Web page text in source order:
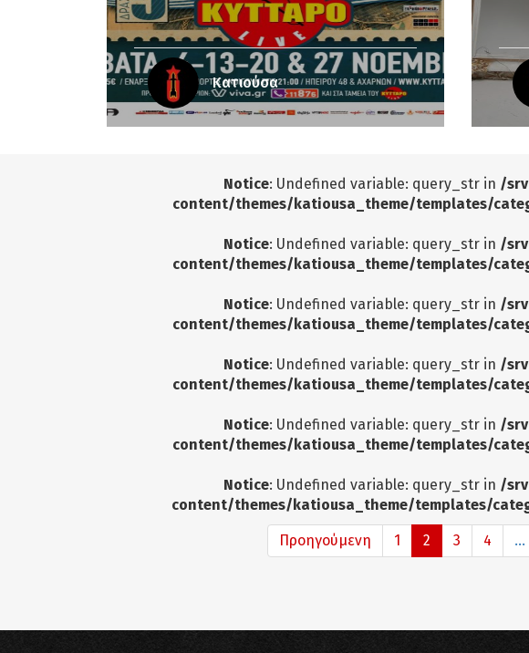
Κατιούσα
Notice: Undefined variable: query_str in /
content/themes/katiousa_theme/templates/
Notice: Undefined variable: query_str in /
content/themes/katiousa_theme/templates/
Notice: Undefined variable: query_str in /
content/themes/katiousa_theme/templates/
Notice: Undefined variable: query_str in /
content/themes/katiousa_theme/templates/
Notice: Undefined variable: query_str in /
content/themes/katiousa_theme/templates/
Notice: Undefined variable: query_str in /
content/themes/katiousa_theme/templates/
Προηγούμενη 1 2 3 4 ...